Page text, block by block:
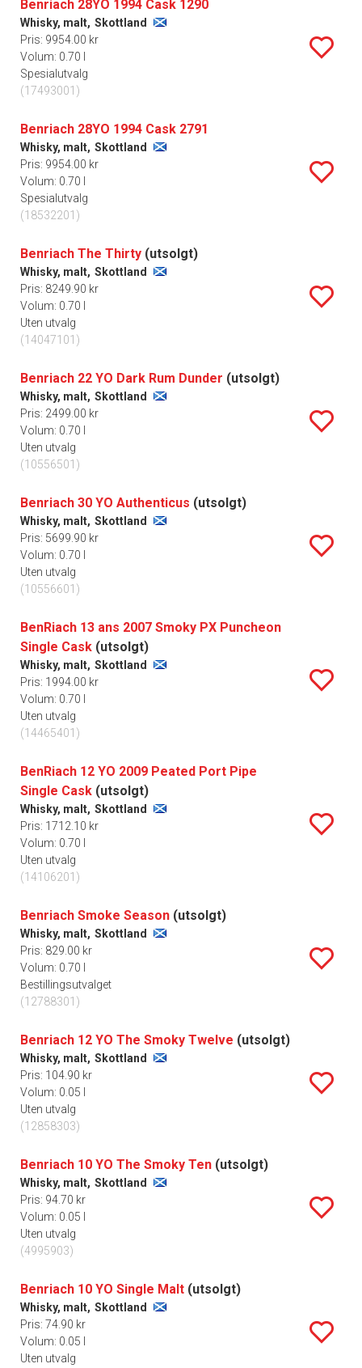
Benriach 28YO 1994 Cask 1290
Whisky, malt, Skottland
Pris: 9954.00 kr
Volum: 0.70 l
Spesialutvalg
(17493001)
Benriach 28YO 1994 Cask 2791
Whisky, malt, Skottland
Pris: 9954.00 kr
Volum: 0.70 l
Spesialutvalg
(18532201)
Benriach The Thirty (utsolgt)
Whisky, malt, Skottland
Pris: 8249.90 kr
Volum: 0.70 l
Uten utvalg
(14047101)
Benriach 22 YO Dark Rum Dunder (utsolgt)
Whisky, malt, Skottland
Pris: 2499.00 kr
Volum: 0.70 l
Uten utvalg
(10556501)
Benriach 30 YO Authenticus (utsolgt)
Whisky, malt, Skottland
Pris: 5699.90 kr
Volum: 0.70 l
Uten utvalg
(10556601)
BenRiach 13 ans 2007 Smoky PX Puncheon
Single Cask (utsolgt)
Whisky, malt, Skottland
Pris: 1994.00 kr
Volum: 0.70 l
Uten utvalg
(14465401)
BenRiach 12 YO 2009 Peated Port Pipe
Single Cask (utsolgt)
Whisky, malt, Skottland
Pris: 1712.10 kr
Volum: 0.70 l
Uten utvalg
(14106201)
Benriach Smoke Season (utsolgt)
Whisky, malt, Skottland
Pris: 829.00 kr
Volum: 0.70 l
Bestillingsutvalget
(12788301)
Benriach 12 YO The Smoky Twelve (utsolgt)
Whisky, malt, Skottland
Pris: 104.90 kr
Volum: 0.05 l
Uten utvalg
(12858303)
Benriach 10 YO The Smoky Ten (utsolgt)
Whisky, malt, Skottland
Pris: 94.70 kr
Volum: 0.05 l
Uten utvalg
(4995903)
Benriach 10 YO Single Malt (utsolgt)
Whisky, malt, Skottland
Pris: 74.90 kr
Volum: 0.05 l
Uten utvalg